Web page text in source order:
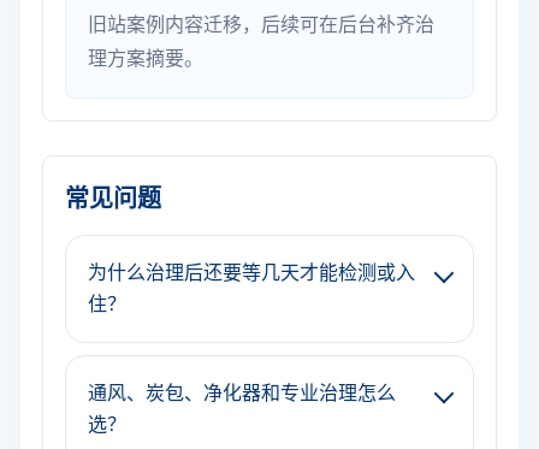
旧站案例内容迁移，后续可在后台补齐治
理方案摘要。
常见问题
为什么治理后还要等几天才能检测或入
住？
通风、炭包、净化器和专业治理怎么
选？